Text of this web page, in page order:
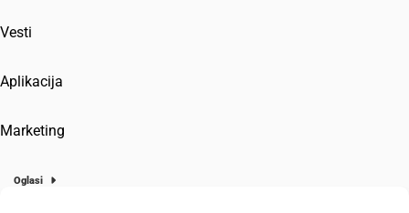
Vesti
Aplikacija
Marketing
Oglasi